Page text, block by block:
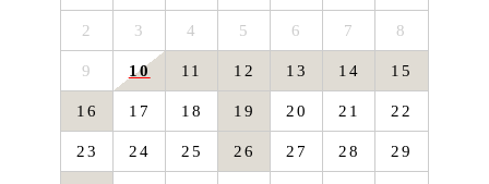
2 3 4 5 6 7 8
9 10 11 12 13 14 15
16 17 18 19 20 21 22
23 24 25 26 27 28 29